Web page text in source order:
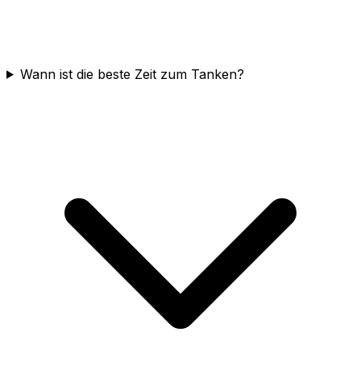
Wann ist die beste Zeit zum Tanken?